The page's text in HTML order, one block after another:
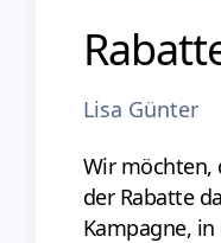
Lisa Günter
Wir möchten,
der Rabatte
Kampagne,